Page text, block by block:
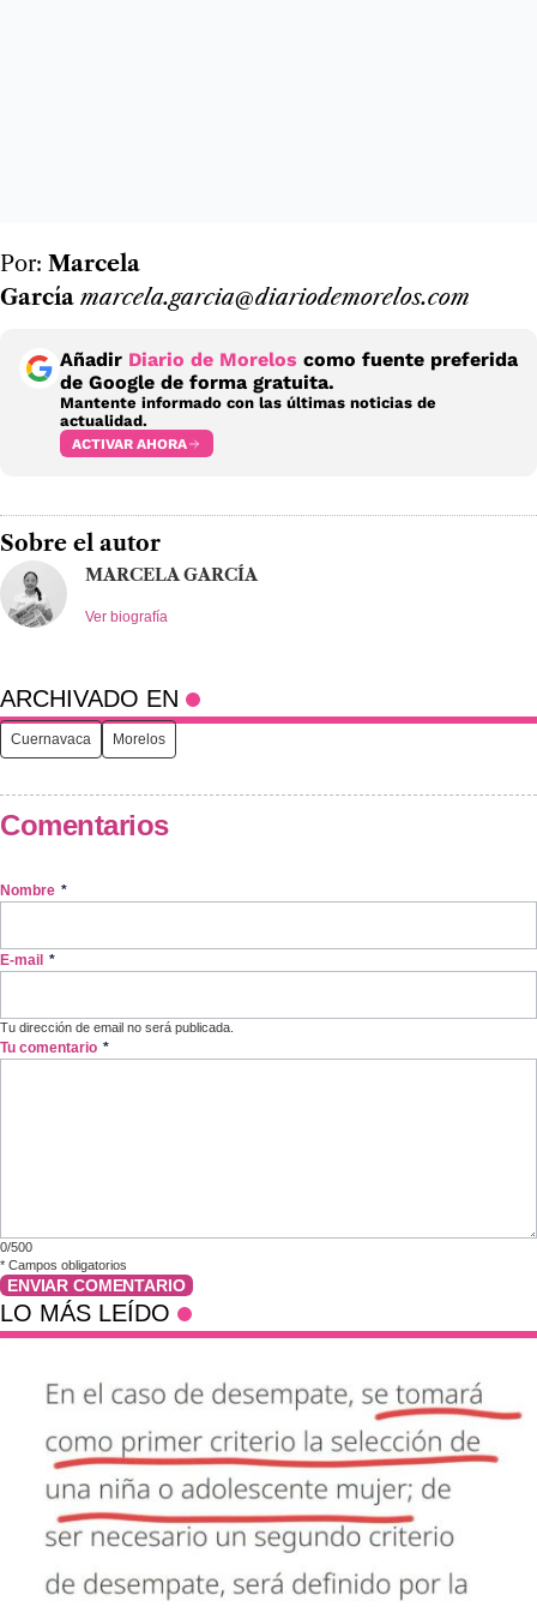
Por: Marcela
García marcela.garcia@diariodemorelos.com
Añadir Diario de Morelos como fuente preferida
de Google de forma gratuita.
Mantente informado con las últimas noticias de
actualidad.
ACTIVAR AHORA
Sobre el autor
MARCELA GARCÍA
Ver biografía
ARCHIVADO EN
Cuernavaca Morelos
Comentarios
Nombre *
E-mail *
Tu dirección de email no será publicada.
Tu comentario *
0/500
* Campos obligatorios
ENVIAR COMENTARIO
LO MÁS LEÍDO